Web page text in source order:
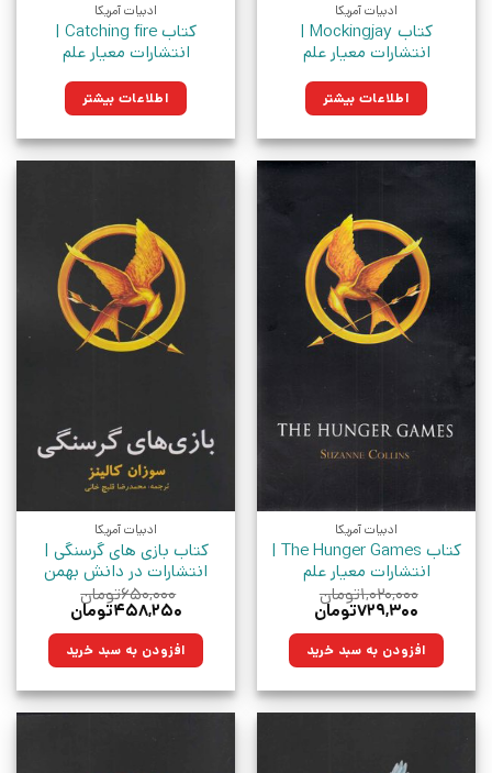
ادبیات آمریکا
کتاب Mockingjay |
انتشارات معیار علم
اطلاعات بیشتر
ادبیات آمریکا
کتاب Catching fire |
انتشارات معیار علم
اطلاعات بیشتر
ادبیات آمریکا
کتاب The Hunger Games |
انتشارات معیار علم
۱,۰۲۰,۰۰۰تومان
قیمت
۱,۰۲۰,۰۰۰تومان
بود.
۷۲۹,۳۰۰تومان
۷۲۹,۳۰۰تومان.افزودن به سبد خرید
ادبیات آمریکا
کتاب بازی های گرسنگی |
انتشارات در دانش بهمن
۶۵۰,۰۰۰تومان
قیمت
۶۵۰,۰۰۰تومان
بود.
۴۵۸,۲۵۰تومان
۴۵۸,۲۵۰تومان.افزودن به سبد خرید